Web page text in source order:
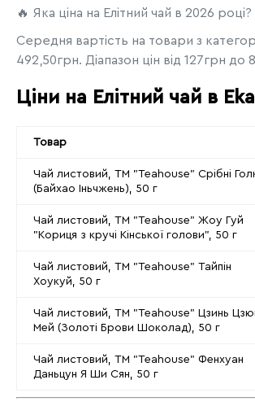
🔥 Яка ціна на Елітний чай в 2026 році?
Середня вартість на товари з
492,50грн. Діапазон цін від 127грн до
Ціни на Елітний чай в
Товар
Чай листовий, ТМ "Teahouse" Срібні
(Байхао Іньчжень), 50 г
Чай листовий, ТМ "Teahouse" Жоу Гуй
"Кориця з кручі Кінської голови", 50 г
Чай листовий, ТМ "Teahouse" Тайпін
Хоукуй, 50 г
Чай листовий, ТМ "Teahouse" Цзинь
Мей (Золоті Брови Шоколад), 50 г
Чай листовий, ТМ "Teahouse" Фенхуан
Даньцун Я Ши Сян, 50 г